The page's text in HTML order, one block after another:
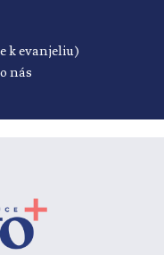
k evanjeliu)
nás